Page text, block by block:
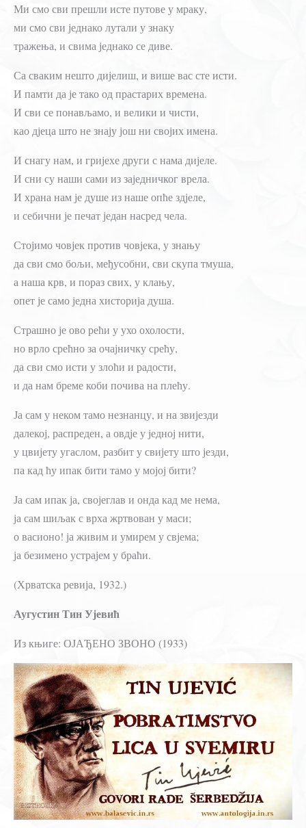
Ми смо сви прешли исте путове у мраку,
ми смо сви једнако лутали у знаку
тражења, и свима једнако се диве.
Са сваким нешто дијелиш, и више вас сте исти.
И памти да је тако од прастарих времена.
И сви се понављамо, и велики и чисти,
као д‌јеца што не знају још ни својих имена.
И снагу нам, и гријехе други с нама дијеле.
И сни су наши сами из заједничког врела.
И храна нам је душе из наше опће зд‌јеле,
и себични је печат један насред чела.
Стојимо човјек против човјека, у знању
да сви смо бољи, међусобни, сви скупа тмуша,
а наша крв, и пораз свих, у клању,
опет је само једна хисторија душа.
Страшно је ово рећи у ухо охолости,
но врло срећно за очајничку срећу,
да сви смо исти у злоћи и радости,
и да нам бреме коби почива на плећу.
Ја сам у неком тамо незнанцу, и на звијезди
далекој, распреден, а овд‌је у једној нити,
у цвијету угаслом, разбит у свијету што језди,
па кад ћу ипак бити тамо у мојој бити?
Ја сам ипак ја, својеглав и онда кад ме нема,
ја сам шиљак с врха жртвован у маси;
о васионо! ја живим и умирем у свјема;
ја безимено устрајем у браћи.
(Хрватска ревија, 1932.)
Аугустин Тин Ујевић
Из књиге: ОЈАЂЕНО ЗВОНО (1933)